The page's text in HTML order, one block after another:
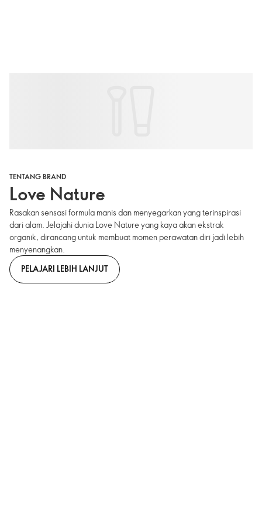
TENTANG BRAND
Love Nature
Rasakan sensasi formula manis dan menyegarkan yang terinspirasi
dari alam. Jelajahi dunia Love Nature yang kaya akan ekstrak
organik, dirancang untuk membuat momen perawatan diri jadi lebih
menyenangkan.
PELAJARI LEBIH LANJUT